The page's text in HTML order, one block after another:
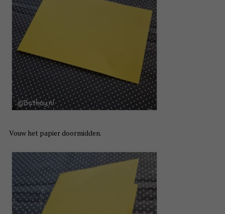
Vouw het papier doormidden.